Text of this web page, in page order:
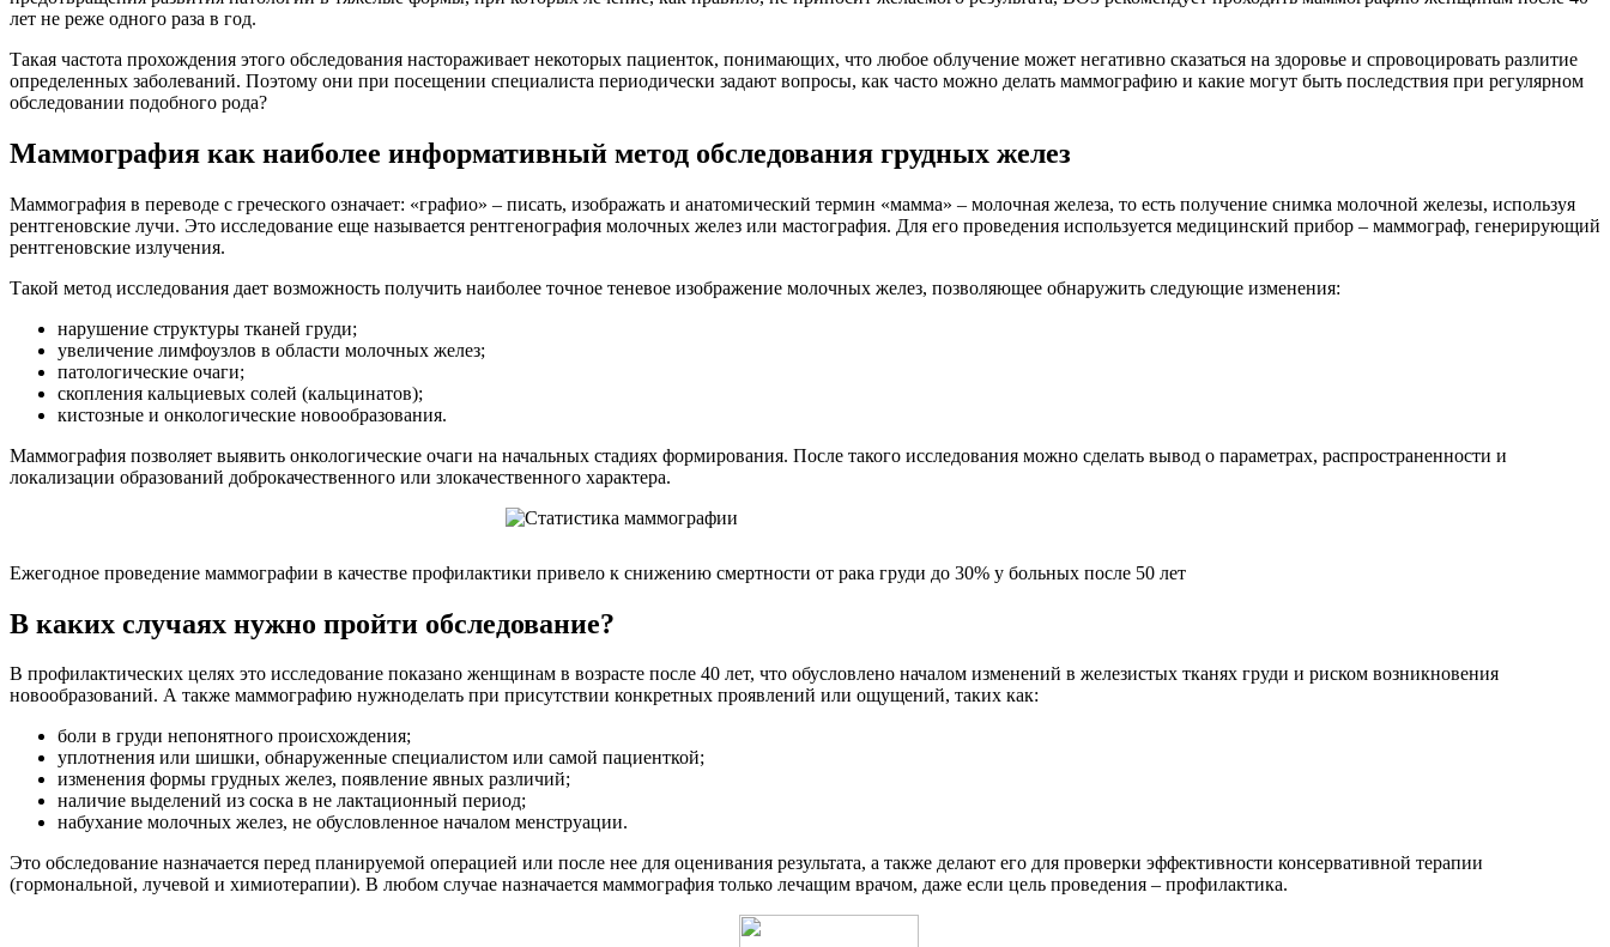
лет не реже одного раза в год.
Такая частота прохождения этого обследования настораживает некоторых пациенток, понимающих, что любое облучение может негативно сказаться на здоровье и спровоцировать разлитие
определенных заболеваний. Поэтому они при посещении специалиста периодически задают вопросы, как часто можно делать маммографию и какие могут быть последствия при регулярном
обследовании подобного рода?
Маммография как наиболее информативный метод обследования грудных желез
Маммография в переводе с греческого означает: «графио» – писать, изображать и анатомический термин «мамма» – молочная железа, то есть получение снимка молочной железы, используя
рентгеновские лучи. Это исследование еще называется рентгенография молочных желез или мастография. Для его проведения используется медицинский прибор – маммограф, генерирующий
рентгеновские излучения.
Такой метод исследования дает возможность получить наиболее точное теневое изображение молочных желез, позволяющее обнаружить следующие изменения:
нарушение структуры тканей груди;
увеличение лимфоузлов в области молочных желез;
патологические очаги;
скопления кальциевых солей (кальцинатов);
кистозные и онкологические новообразования.
Маммография позволяет выявить онкологические очаги на начальных стадиях формирования. После такого исследования можно сделать вывод о параметрах, распространенности и
локализации образований доброкачественного или злокачественного характера.
Ежегодное проведение маммографии в качестве профилактики привело к снижению смертности от рака груди до 30% у больных после 50 лет
В каких случаях нужно пройти обследование?
В профилактических целях это исследование показано женщинам в возрасте после 40 лет, что обусловлено началом изменений в железистых тканях груди и риском возникновения
новообразований. А также маммографию нужноделать при присутствии конкретных проявлений или ощущений, таких как:
боли в груди непонятного происхождения;
уплотнения или шишки, обнаруженные специалистом или самой пациенткой;
изменения формы грудных желез, появление явных различий;
наличие выделений из соска в не лактационный период;
набухание молочных желез, не обусловленное началом менструации.
Это обследование назначается перед планируемой операцией или после нее для оценивания результата, а также делают его для проверки эффективности консервативной терапии
(гормональной, лучевой и химиотерапии). В любом случае назначается маммография только лечащим врачом, даже если цель проведения – профилактика.